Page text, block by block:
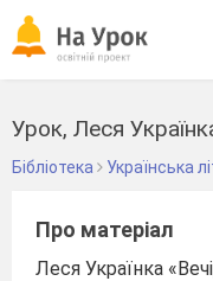
Урок, Леся
Бібліотека Українська
Про матеріал
Леся Українка